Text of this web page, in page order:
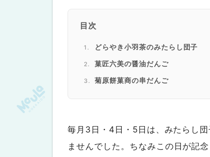
目次
どらやき小羽茶のみたらし団子
菓匠六美の醤油だんご
菊原餅菓商の串だんご
毎月3日・4日・5日は、みたらし
ませんでした。ちなみこの日が記念